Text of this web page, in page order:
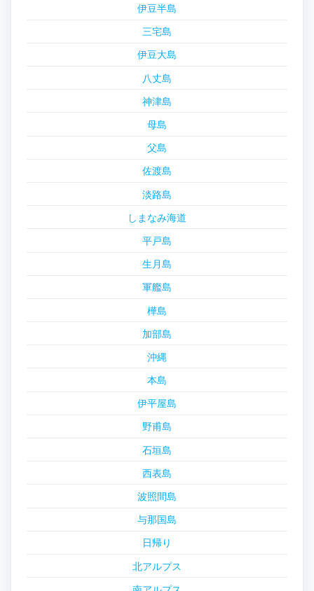
伊豆半島
三宅島
伊豆大島
八丈島
神津島
母島
父島
佐渡島
淡路島
しまなみ海道
平戸島
生月島
軍艦島
樺島
加部島
沖縄
本島
伊平屋島
野甫島
石垣島
西表島
波照間島
与那国島
日帰り
北アルプス